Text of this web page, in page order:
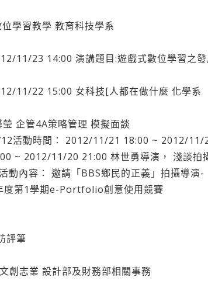
學習教學 教育科技學系
11/23 14:00 演講題目:遊戲式數位學習之發
11/22 15:00 女科技[人都在做什麼 化學系
企管4A策略管理 模擬面談
活動時間： 2012/11/21 18:00 ~ 2012/11/
~ 2012/11/20 21:00 林世勇導演， 淺談拍
動內容： 邀請「BBS鄉民的正義」拍攝導演-
第1學期e-Portfolio創意使用競賽
評筆
創志業 設計部及財務部相關事務